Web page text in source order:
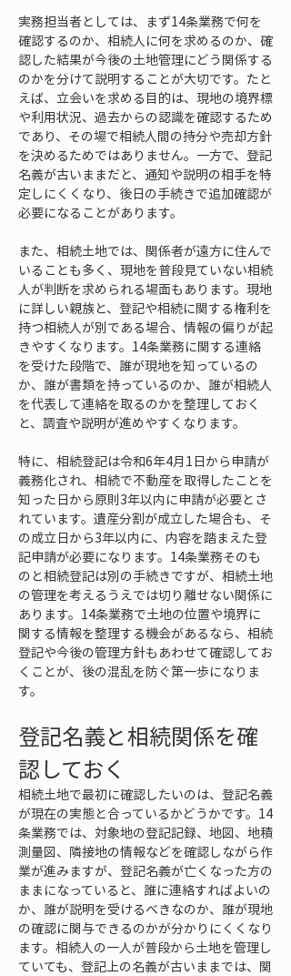
実務担当者としては、まず14条業務で何を
確認するのか、相続人に何を求めるのか、確
認した結果が今後の土地管理にどう関係する
のかを分けて説明することが大切です。たと
えば、立会いを求める目的は、現地の境界標
や利用状況、過去からの認識を確認するため
であり、その場で相続人間の持分や売却方針
を決めるためではありません。一方で、登記
名義が古いままだと、通知や説明の相手を特
定しにくくなり、後日の手続きで追加確認が
必要になることがあります。
また、相続土地では、関係者が遠方に住んで
いることも多く、現地を普段見ていない相続
人が判断を求められる場面もあります。現地
に詳しい親族と、登記や相続に関する権利を
持つ相続人が別である場合、情報の偏りが起
きやすくなります。14条業務に関する連絡
を受けた段階で、誰が現地を知っているの
か、誰が書類を持っているのか、誰が相続人
を代表して連絡を取るのかを整理しておく
と、調査や説明が進めやすくなります。
特に、相続登記は令和6年4月1日から申請が
義務化され、相続で不動産を取得したことを
知った日から原則3年以内に申請が必要とさ
れています。遺産分割が成立した場合も、そ
の成立日から3年以内に、内容を踏まえた登
記申請が必要になります。14条業務そのも
のと相続登記は別の手続きですが、相続土地
の管理を考えるうえでは切り離せない関係に
あります。14条業務で土地の位置や境界に
関する情報を整理する機会があるなら、相続
登記や今後の管理方針もあわせて確認してお
くことが、後の混乱を防ぐ第一歩になりま
す。
登記名義と相続関係を確
認しておく
相続土地で最初に確認したいのは、登記名義
が現在の実態と合っているかどうかです。14
条業務では、対象地の登記記録、地図、地積
測量図、隣接地の情報などを確認しながら作
業が進みますが、登記名義が亡くなった方の
ままになっていると、誰に連絡すればよいの
か、誰が説明を受けるべきなのか、誰が現地
の確認に関与できるのかが分かりにくくなり
ます。相続人の一人が普段から土地を管理し
ていても、登記上の名義が古いままでは、関